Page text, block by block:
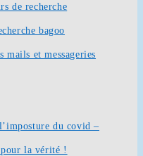
de recherche
bagoo
mails et messageries
du covid –
pour la vérité !